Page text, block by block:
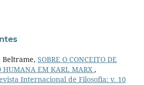
Beltrame, SOBRE O CONCEITO DE
HUMANA EM KARL MARX ,
Internacional de Filosofia: v. 10